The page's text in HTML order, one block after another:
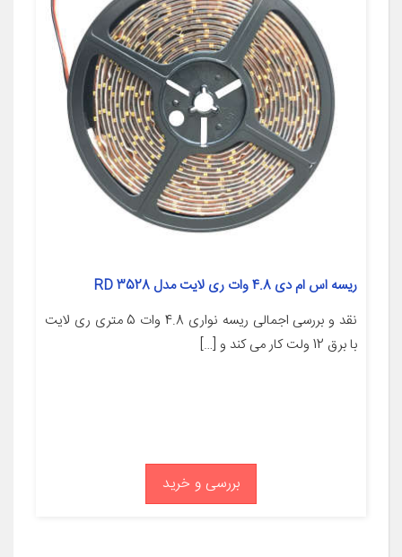
ریسه اس ام دی 4.8 وات ری لایت مدل 3528 RD
نقد و بررسی اجمالی ریسه نواری 4.8 وات 5 متری ری لایت
با برق 12 ولت کار می کند و […]
بررسی و خرید